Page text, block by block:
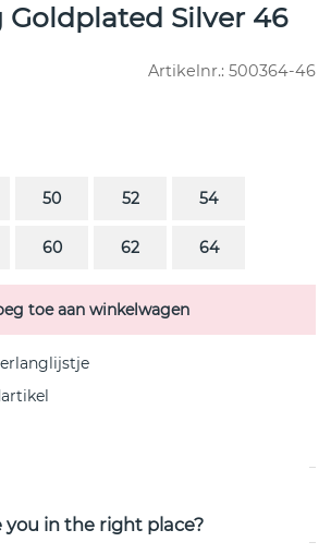
Goldplated Silver 46
Artikelnr.: 500364-46
50 52 54
60 62 64
toe aan winkelwagen
you in the right place?